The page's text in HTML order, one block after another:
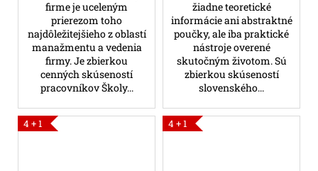
firme je uceleným
prierezom toho
najdôležitejšieho z oblastí
manažmentu a vedenia
firmy. Je zbierkou
cenných skúseností
pracovníkov Školy...
žiadne teoretické
informácie ani abstraktné
poučky, ale iba praktické
nástroje overené
skutočným životom. Sú
zbierkou skúseností
slovenského...
4 + 1 4 + 1